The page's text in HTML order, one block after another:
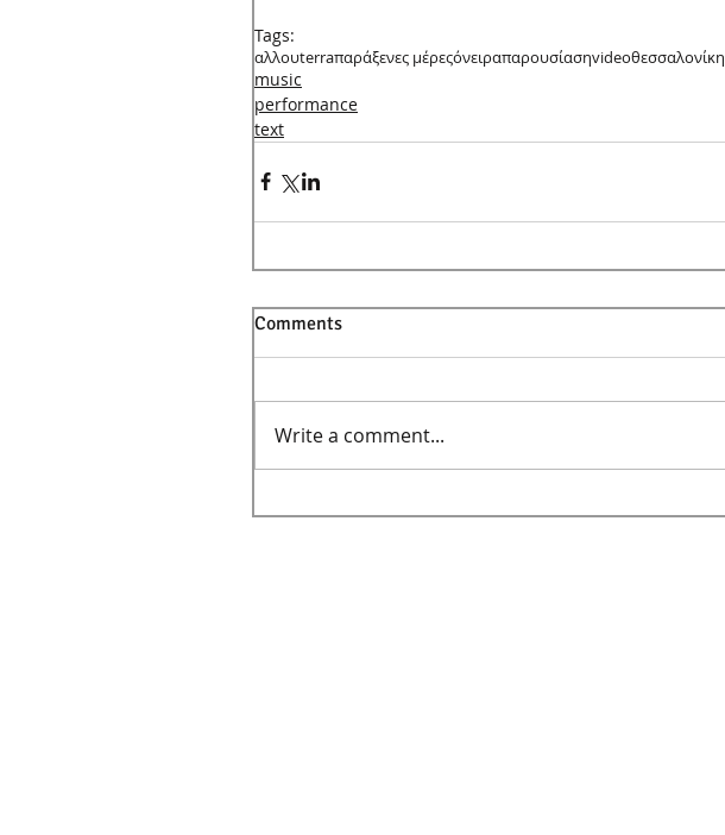
Tags:
αλλουterraπαράξενες μέρεςόνειραπαρουσίασηvideoθεσσαλονίκη
music
performance
text
Comments
Write a comment...